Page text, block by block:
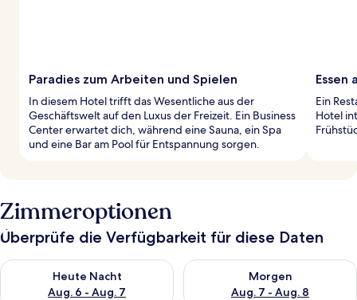
Paradies zum Arbeiten und Spielen
In diesem Hotel trifft das Wesentliche aus der
Geschäftswelt auf den Luxus der Freizeit. Ein Business
Center erwartet dich, während eine Sauna, ein Spa
und eine Bar am Pool für Entspannung sorgen.
Essen
Ein
Hotel
Zimmeroptionen
Überprüfe die Verfügbarkeit für diese Daten
Heute Nacht
Aug. 6 - Aug. 7
Überprüfe die Verfügbarkeit für heute Nacht, Aug. 6 - Aug. 7.
Morgen
Aug. 7 - Aug. 8
Überprüfe die Verfügbarkeit